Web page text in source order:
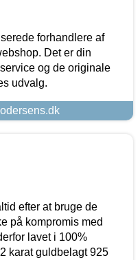
forhandlere af
Det er din
og de originale
udvalg.
efter at bruge de
på kompromis med
lavet i 100%
karat guldbelagt 925